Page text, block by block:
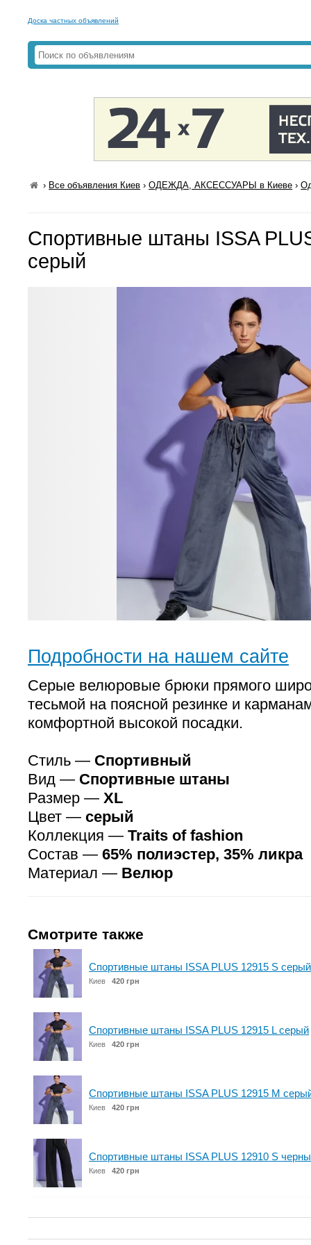
Доска частных объявлений
› Все объявления Киев ›ОДЕЖДА, АКСЕССУАРЫ в Киеве ›
Спортивные штаны ISSA
серый
Подробности на нашем сайте
Серые велюровые брюки прямого
тесьмой на поясной резинке и
комфортной высокой посадки.
Стиль — Спортивный
Вид — Спортивные штаны
Размер — XL
Цвет — серый
Коллекция — Traits of fashion
Состав — 65% полиэстер, 35% ликра
Материал — Велюр
Смотрите также
Спортивные штаны ISSA PLUS 12915 S серый
Киев 420 грн
Спортивные штаны ISSA PLUS 12915 L серый
Киев 420 грн
Спортивные штаны ISSA PLUS 12915 M
Киев 420 грн
Спортивные штаны ISSA PLUS 12910 S
Киев 420 грн